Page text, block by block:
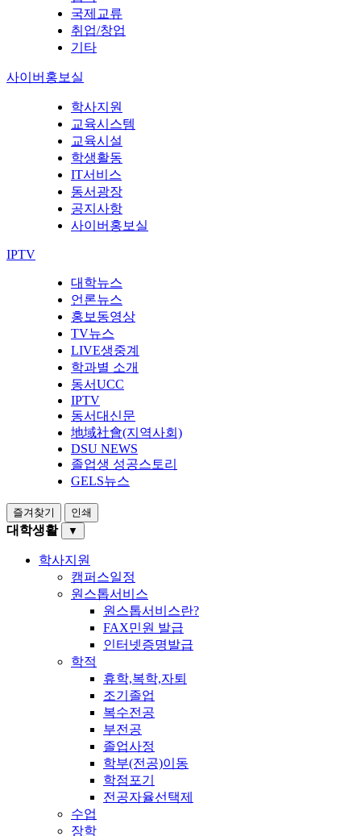
국제교류
취업/창업
기타
사이버홍보실
학사지원
교육시스템
교육시설
학생활동
IT서비스
동서광장
공지사항
사이버홍보실
IPTV
대학뉴스
언론뉴스
홍보동영상
TV뉴스
LIVE생중계
학과별 소개
동서UCC
IPTV
동서대신문
地域社會(지역사회)
DSU NEWS
졸업생 성공스토리
GELS뉴스
즐겨찾기 인쇄
대학생활 ▼
학사지원
캠퍼스일정
원스톱서비스
원스톱서비스란?
FAX민원 발급
인터넷증명발급
학적
휴학,복학,자퇴
조기졸업
복수전공
부전공
졸업사정
학부(전공)이동
학점포기
전공자율선택제
수업
장학